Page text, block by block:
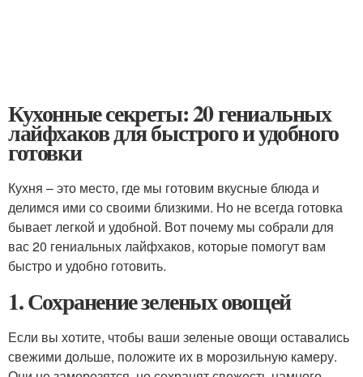
Кухонные секреты: 20 гениальных
лайфхаков для быстрого и удобного
готовки
Кухня – это место, где мы готовим вкусные блюда и
делимся ими со своими близкими. Но не всегда готовка
бывает легкой и удобной. Вот почему мы собрали для
вас 20 гениальных лайфхаков, которые помогут вам
быстро и удобно готовить.
1. Сохранение зеленых овощей
Если вы хотите, чтобы ваши зеленые овощи оставались
свежими дольше, положите их в морозильную камеру.